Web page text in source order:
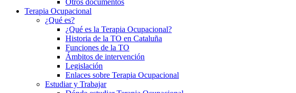
Otros documentos
Terapia Ocupacional
¿Qué es?
¿Qué es la Terapia Ocupacional?
Historia de la TO en Cataluña
Funciones de la TO
Ámbitos de intervención
Legislación
Enlaces sobre Terapia Ocupacional
Estudiar y Trabajar